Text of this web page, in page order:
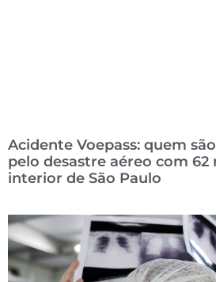
Acidente Voepass: quem
pelo desastre aéreo com
interior de São Paulo